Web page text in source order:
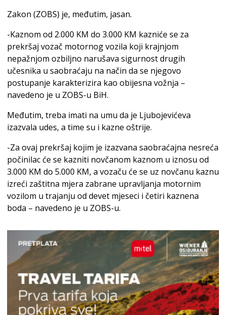
Zakon (ZOBS) je, međutim, jasan.
-Kaznom od 2.000 KM do 3.000 KM kazniće se za
prekršaj vozač motornog vozila koji krajnjom
nepažnjom ozbiljno narušava sigurnost drugih
učesnika u saobraćaju na način da se njegovo
postupanje karakterizira kao obijesna vožnja –
navedeno je u ZOBS-u BiH.
Međutim, treba imati na umu da je Ljubojevićeva
izazvala udes, a time su i kazne oštrije.
-Za ovaj prekršaj kojim je izazvana saobraćajna nesreća
počinilac će se kazniti novčanom kaznom u iznosu od
3.000 KM do 5.000 KM, a vozaču će se uz novčanu kaznu
izreći zaštitna mjera zabrane upravljanja motornim
vozilom u trajanju od devet mjeseci i četiri kaznena
boda – navedeno je u ZOBS-u.